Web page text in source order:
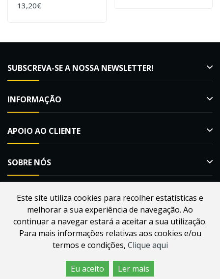
Este site utiliza cookies para recolher estatísticas e
melhorar a sua experiência de navegação. Ao
continuar a navegar estará a aceitar a sua utilização.
Para mais informações relativas aos cookies e/ou
termos e condições, Clique aqui
Eu aceito Ler mais
13,20€
SUBSCREVA-SE A NOSSA NEWSLETTER!
INFORMAÇÃO
APOIO AO CLIENTE
SOBRE NÓS
Desenvolvido porWebdouro. Loja Online para Apicultores |
MacMel Apicultura © 2026